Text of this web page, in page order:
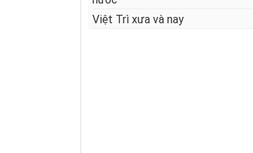
Việt Trì xưa và nay